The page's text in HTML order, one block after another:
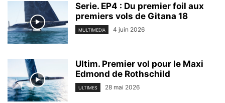
Serie. EP4 : Du premier foil aux
premiers vols de Gitana 18
MULTIMEDIA 4 juin 2026
Ultim. Premier vol pour le Maxi
Edmond de Rothschild
ULTIMES 28 mai 2026